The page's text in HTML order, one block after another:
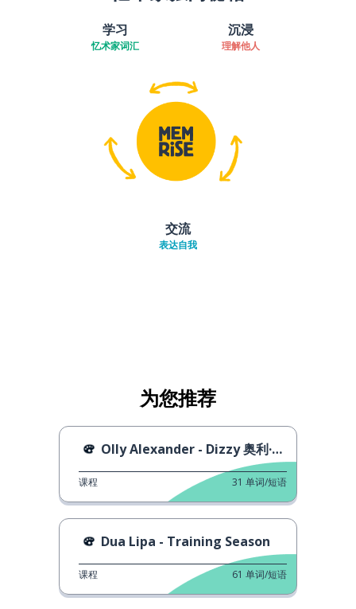
学习
忆术家词汇
沉浸
理解他人
交流
表达自我
为您推荐
Olly Alexander - Dizzy 奥利·亚历山大 - 眩晕
课程 31 单词/短语
Dua Lipa - Training Season
课程 61 单词/短语